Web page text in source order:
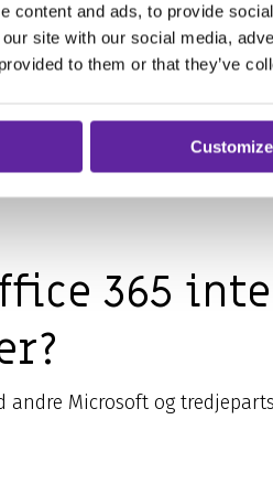
content and ads, to provide
site with our social media,
to them or that they’ve
Customize
og
som maskinlæring,
rapporter for at hjælpe it-
365
andre Microsoft og